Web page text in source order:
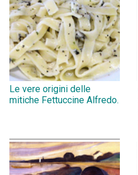
Le vere origini delle
mitiche Fettuccine Alfredo.